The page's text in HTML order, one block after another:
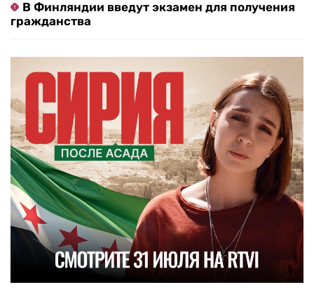
В Финляндии введут экзамен для получения
гражданства